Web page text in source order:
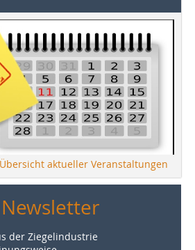
aktueller Veranstaltungen
der Ziegelindustrie